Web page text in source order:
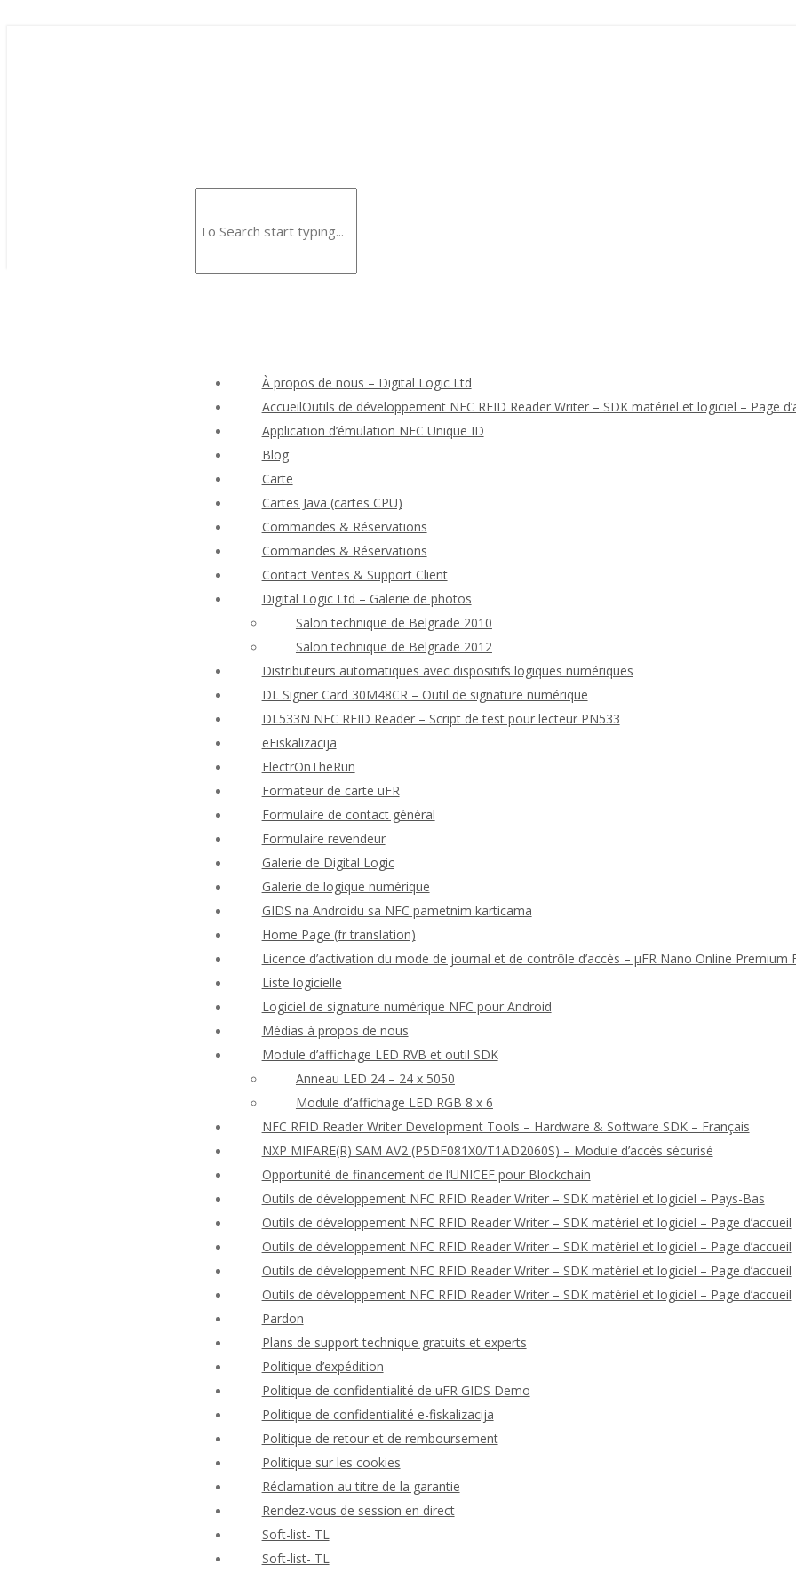
À propos de nous – Digital Logic Ltd
AccueilOutils de développement NFC RFID Reader Writer – SDK matériel et logiciel – Page
Application d’émulation NFC Unique ID
Blog
Carte
Cartes Java (cartes CPU)
Commandes & Réservations
Commandes & Réservations
Contact Ventes & Support Client
Digital Logic Ltd – Galerie de photos
Salon technique de Belgrade 2010
Salon technique de Belgrade 2012
Distributeurs automatiques avec dispositifs logiques numériques
DL Signer Card 30M48CR – Outil de signature numérique
DL533N NFC RFID Reader – Script de test pour lecteur PN533
eFiskalizacija
ElectrOnTheRun
Formateur de carte uFR
Formulaire de contact général
Formulaire revendeur
Galerie de Digital Logic
Galerie de logique numérique
GIDS na Androidu sa NFC pametnim karticama
Home Page (fr translation)
Licence d’activation du mode de journal et de contrôle d’accès – μFR Nano Online Premium
Liste logicielle
Logiciel de signature numérique NFC pour Android
Médias à propos de nous
Module d’affichage LED RVB et outil SDK
Anneau LED 24 – 24 x 5050
Module d’affichage LED RGB 8 x 6
NFC RFID Reader Writer Development Tools – Hardware & Software SDK – Français
NXP MIFARE(R) SAM AV2 (P5DF081X0/T1AD2060S) – Module d’accès sécurisé
Opportunité de financement de l’UNICEF pour Blockchain
Outils de développement NFC RFID Reader Writer – SDK matériel et logiciel – Pays-Bas
Outils de développement NFC RFID Reader Writer – SDK matériel et logiciel – Page d’accueil
Outils de développement NFC RFID Reader Writer – SDK matériel et logiciel – Page d’accueil
Outils de développement NFC RFID Reader Writer – SDK matériel et logiciel – Page d’accueil
Outils de développement NFC RFID Reader Writer – SDK matériel et logiciel – Page d’accueil
Pardon
Plans de support technique gratuits et experts
Politique d’expédition
Politique de confidentialité de uFR GIDS Demo
Politique de confidentialité e-fiskalizacija
Politique de retour et de remboursement
Politique sur les cookies
Réclamation au titre de la garantie
Rendez-vous de session en direct
Soft-list- TL
Soft-list- TL